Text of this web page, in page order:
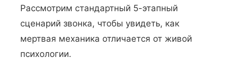
Рассмотрим стандартный 5-этапный
сценарий звонка, чтобы увидеть, как
мертвая механика отличается от живой
психологии.